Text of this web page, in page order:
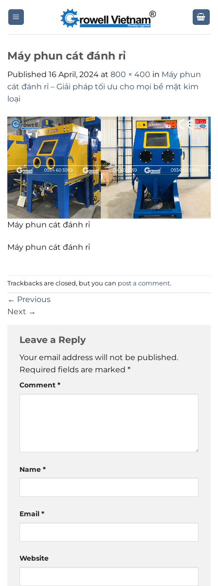
Máy phun cát đánh rỉ
Published 16 April, 2024 at 800 × 400 in Máy phun
cát đánh rỉ – Giải pháp tối ưu cho mọi bề mặt kim
loại
Máy phun cát đánh rỉ
Máy phun cát đánh rỉ
Trackbacks are closed, but you can post a comment.
← Previous
Next →
Leave a Reply
Your email address will not be published.
Required fields are marked *
Comment *
Name *
Email *
Website